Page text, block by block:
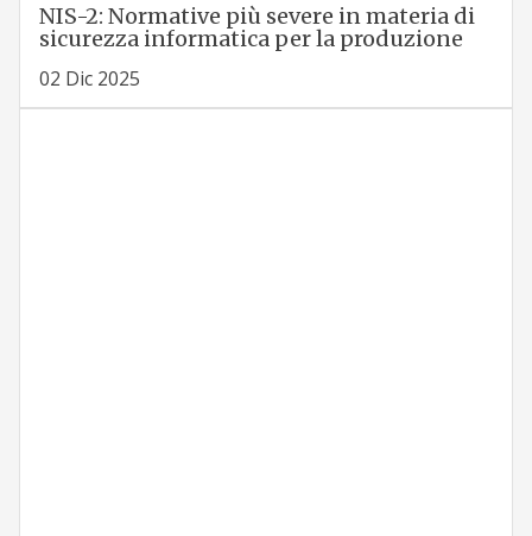
NIS-2: Normative più severe in materia di
sicurezza informatica per la produzione
02 Dic 2025